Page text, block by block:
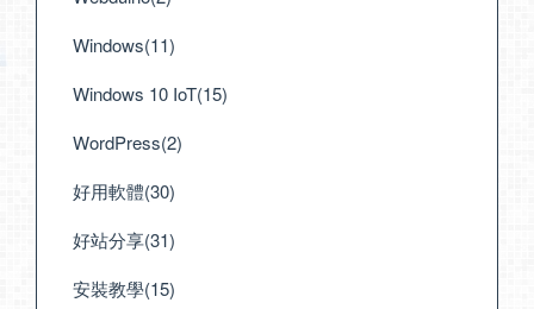
Windows(11)
Windows 10 IoT(15)
WordPress(2)
好用軟體(30)
好站分享(31)
安裝教學(15)